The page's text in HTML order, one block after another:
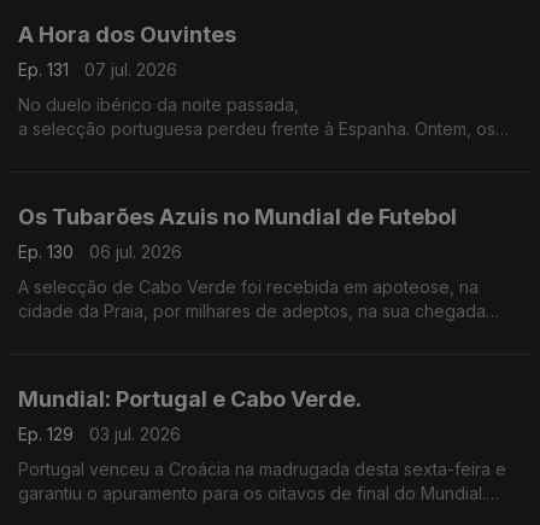
A Hora dos Ouvintes
Ep. 131
07 jul. 2026
No duelo ibérico da noite passada,
a selecção portuguesa perdeu frente à Espanha. Ontem, os
Os Tubarões Azuis no Mundial de Futebol
Ep. 130
06 jul. 2026
A selecção de Cabo Verde foi recebida em apoteose, na
cidade da Praia, por milhares de adeptos, na sua chegada
Mundial: Portugal e Cabo Verde.
Ep. 129
03 jul. 2026
Portugal venceu a Croácia na madrugada desta sexta-feira e
garantiu o apuramento para os oitavos de final do Mundial.